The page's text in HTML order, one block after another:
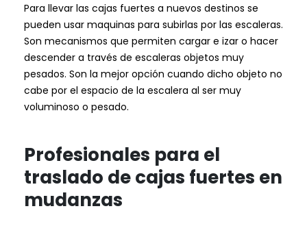
Para llevar las cajas fuertes a nuevos destinos se
pueden usar maquinas para subirlas por las escaleras.
Son mecanismos que permiten cargar e izar o hacer
descender a través de escaleras objetos muy
pesados. Son la mejor opción cuando dicho objeto no
cabe por el espacio de la escalera al ser muy
voluminoso o pesado.
Profesionales para el
traslado de cajas fuertes en
mudanzas